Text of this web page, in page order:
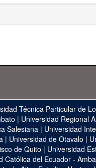
Técnica Particular de
| Universidad Regional
Salesiana| Universidad
| Universidad de Otavalo |
de Quito | Universidad
Católica del Ecuador -